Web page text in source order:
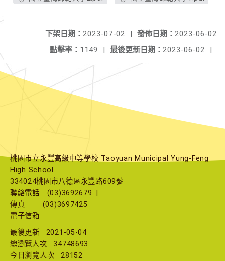
發佈日期： 2023-06-02
下架日期： 2023-07-02
|
最後更新日期： 2023-06-02 |
點擊率： 1149 |
桃園市立永豐高級中等學校 Taoyuan Municipal Yung-Feng
High School
334024桃園市八德區永豐路609號
聯絡電話
(03)3692679
傳真
(03)3697425
電子信箱
最後更新
2021-05-04
總瀏覽人次
34748693
今日瀏覽人次
28152